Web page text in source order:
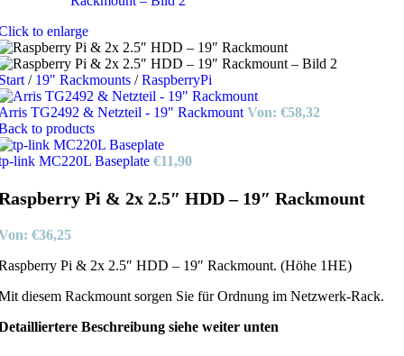
to enlarge
/ 19" Rackmounts / RaspberryPi
TG2492 & Netzteil - 19" Rackmount Von: €58,32
to products
link MC220L Baseplate €11,90
Pi & 2x 2.5″ HDD – 19″ Rackmount
€36,25
Pi & 2x 2.5″ HDD – 19″ Rackmount. (Höhe 1HE)
diesem Rackmount sorgen Sie für Ordnung im Netzwerk-Rack.
Beschreibung siehe weiter unten